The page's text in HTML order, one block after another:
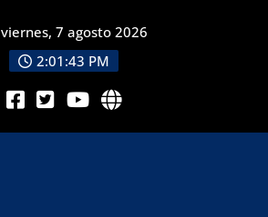
viernes, 7 agosto 2026
2:01:44 PM